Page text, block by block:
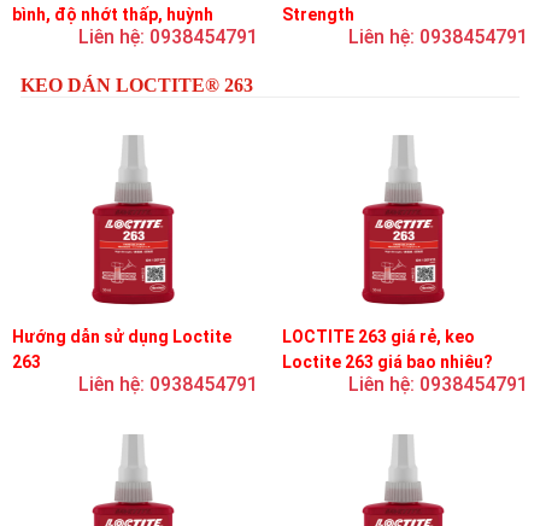
bình, độ nhớt thấp, huỳnh
Liên hệ: 0938454791
Strength
Liên hệ: 0938454791
KEO DÁN LOCTITE® 263
Hướng dẫn sử dụng Loctite
263
Liên hệ: 0938454791
LOCTITE 263 giá rẻ, keo
Loctite 263 giá bao nhiêu?
Liên hệ: 0938454791